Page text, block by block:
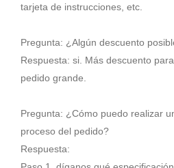
tarjeta de instrucciones, etc.
Pregunta: ¿Algún descuento
Respuesta: si. Más descuento
pedido grande.
Pregunta: ¿Cómo puedo realizar
proceso del pedido?
Respuesta: